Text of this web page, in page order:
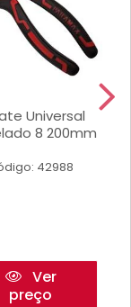
Universal
8 200mm
42988
Ver
preço